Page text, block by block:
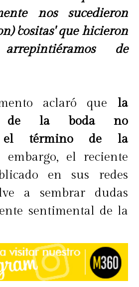
nos sucedieron
'cositas' que hicieron
de
aclaró que la
de la boda no
el término de la
embargo, el reciente
en sus redes
a sembrar dudas
sentimental de la